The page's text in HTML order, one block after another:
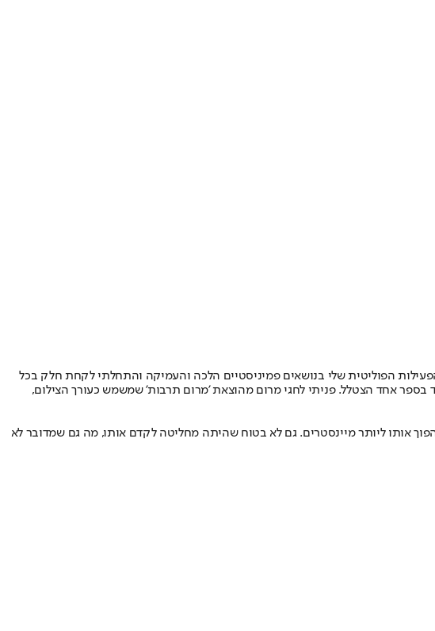
הפוליטית שלי בנושאים פמיניסטיים הלכה והעמיקה והתחלתי לקחת חלק בכל
בספר אחד הצטלל. פניתי לחגי מרום מהוצאת 'מרום תרבות' שמשמש כעורך הצילום,
אותו ליותר מיינסטרים. גם לא בטוח שהיתה מחליטה לקדם אותו, מה גם שמדובר לא